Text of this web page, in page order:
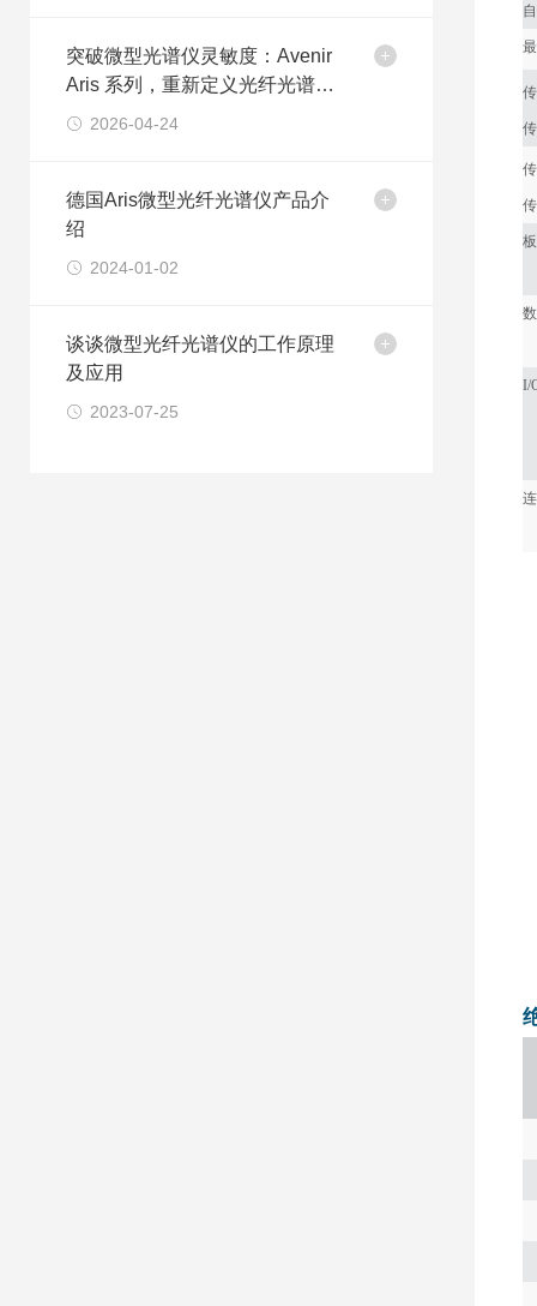
突破微型光谱仪灵敏度：Avenir
Aris 系列，重新定义光纤光谱仪
的性能边界
2026-04-24
德国Aris微型光纤光谱仪产品介
绍
2024-01-02
谈谈微型光纤光谱仪的工作原理
及应用
2023-07-25
I/